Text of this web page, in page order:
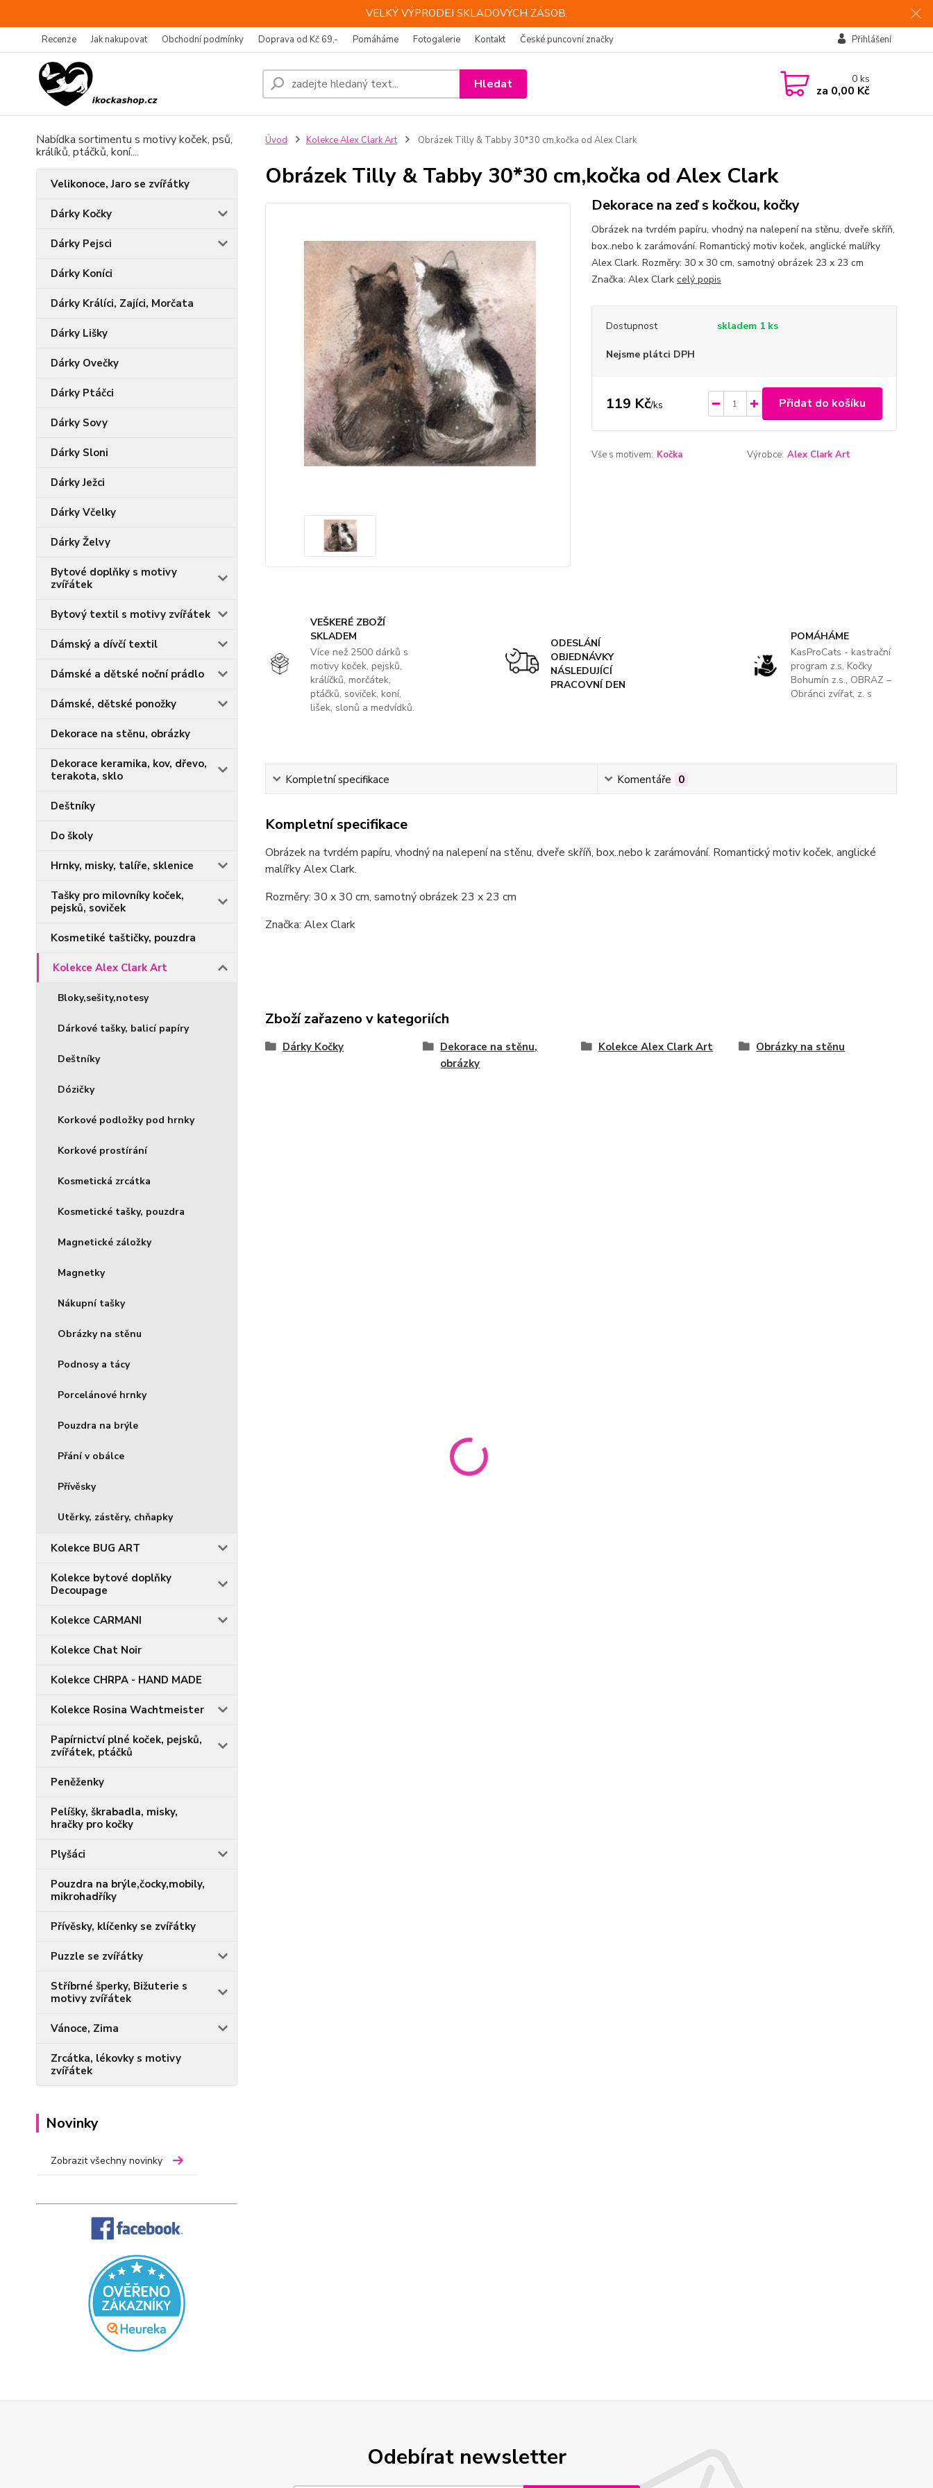
VELKÝ VÝPRODEJ SKLADOVÝCH ZÁSOB.
Recenze Jak nakupovat Obchodní podmínky Doprava od Kč 69,- Pomáháme Fotogalerie Kontakt České puncovní značky Přihlášení
Hledat 0ks
za 0,00 Kč
Nabídka sortimentu s motivy koček, psů,
králíků, ptáčků, koní....
Velikonoce, Jaro se zvířátky
Dárky Kočky
Dárky Pejsci
Dárky Koníci
Dárky Králíci, Zajíci, Morčata
Dárky Lišky
Dárky Ovečky
Dárky Ptáčci
Dárky Sovy
Dárky Sloni
Dárky Ježci
Dárky Včelky
Dárky Želvy
Bytové doplňky s motivy
zvířátek
Bytový textil s motivy zvířátek
Dámský a dívčí textil
Dámské a dětské noční prádlo
Dámské, dětské ponožky
Dekorace na stěnu, obrázky
Dekorace keramika, kov, dřevo,
terakota, sklo
Deštníky
Do školy
Hrnky, misky, talíře, sklenice
Tašky pro milovníky koček,
pejsků, soviček
Kosmetiké taštičky, pouzdra
Kolekce Alex Clark Art
Bloky,sešity,notesy
Dárkové tašky, balicí papíry
Deštníky
Dózičky
Korkové podložky pod hrnky
Korkové prostírání
Kosmetická zrcátka
Kosmetické tašky, pouzdra
Magnetické záložky
Magnetky
Nákupní tašky
Obrázky na stěnu
Podnosy a tácy
Porcelánové hrnky
Pouzdra na brýle
Přání v obálce
Přívěsky
Utěrky, zástěry, chňapky
Kolekce BUG ART
Kolekce bytové doplňky
Decoupage
Kolekce CARMANI
Kolekce Chat Noir
Kolekce CHRPA - HAND MADE
Kolekce Rosina Wachtmeister
Papírnictví plné koček, pejsků,
zvířátek, ptáčků
Peněženky
Pelíšky, škrabadla, misky,
hračky pro kočky
Plyšáci
Pouzdra na brýle,čocky,mobily,
mikrohadříky
Přívěsky, klíčenky se zvířátky
Puzzle se zvířátky
Stříbrné šperky, Bižuterie s
motivy zvířátek
Vánoce, Zima
Zrcátka, lékovky s motivy
zvířátek
Novinky
Zobrazit všechny novinky
Úvod Kolekce Alex Clark Art Obrázek Tilly & Tabby 30*30 cm,kočka od Alex Clark
Obrázek Tilly & Tabby 30*30 cm,kočka od Alex Clark
Dekorace na zeď s kočkou, kočky
Obrázek na tvrdém papíru, vhodný na nalepení na stěnu, dveře skříň,
box..nebo k zarámování. Romantický motiv koček, anglické malířky
Alex Clark. Rozměry: 30 x 30 cm, samotný obrázek 23 x 23 cm
Značka: Alex Clark celý popis
Dostupnost skladem 1 ks
Nejsme plátci DPH
119 Kč/ks Přidat do košíku
Vše s motivem: Kočka Výrobce: Alex Clark Art
VEŠKERÉ ZBOŽÍ
SKLADEM
Více než 2500 dárků s
motivy koček, pejsků,
králíčků, morčátek,
ptáčků, soviček, koní,
lišek, slonů a medvídků.
ODESLÁNÍ
OBJEDNÁVKY
NÁSLEDUJÍCÍ
PRACOVNÍ DEN
POMÁHÁME
KasProCats - kastrační
program z.s, Kočky
Bohumín z.s., OBRAZ –
Obránci zvířat, z. s
Kompletní specifikace Komentáře 0
Kompletní specifikace
Obrázek na tvrdém papíru, vhodný na nalepení na stěnu, dveře skříň, box..nebo k zarámování. Romantický motiv koček, anglické
malířky Alex Clark.
Rozměry: 30 x 30 cm, samotný obrázek 23 x 23 cm
Značka: Alex Clark
Zboží zařazeno v kategoriích
Dárky Kočky
Dekorace na stěnu,
obrázky
Kolekce Alex Clark Art Obrázky na stěnu
Odebírat newsletter